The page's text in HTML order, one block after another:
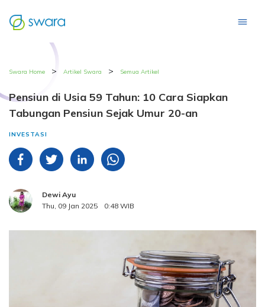
Swara Home > Artikel Swara > Semua Artikel
Pensiun di Usia 59 Tahun: 10 Cara Siapkan
Tabungan Pensiun Sejak Umur 20-an
INVESTASI
Dewi Ayu
Thu, 09 Jan 2025
0:48 WIB